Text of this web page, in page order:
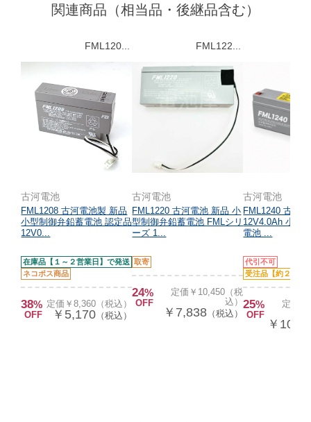
関連商品（相当品・後継品含む）
FML120...
古河電池
FML1208 古河電池製 新品
小型制御弁鉛蓄電池 認定品
12V0...
在庫品【１～２営業日】で発送
ネコポス商品
38%
OFF
定価￥8,360（税込）
￥5,170 （税込）
FML122...
古河電池
FML1220 古河電池 新品 小
型制御弁鉛蓄電池 FMLシリ
ーズ 1...
取寄
24%
OFF
定価￥10,450（税
込）
￥7,838 （税込）
古河電池
FML1240 古河
12V4.0Ah 小型
電池 ...
代引不可
受注品【約２ヵ月
25%
OFF
定価
￥